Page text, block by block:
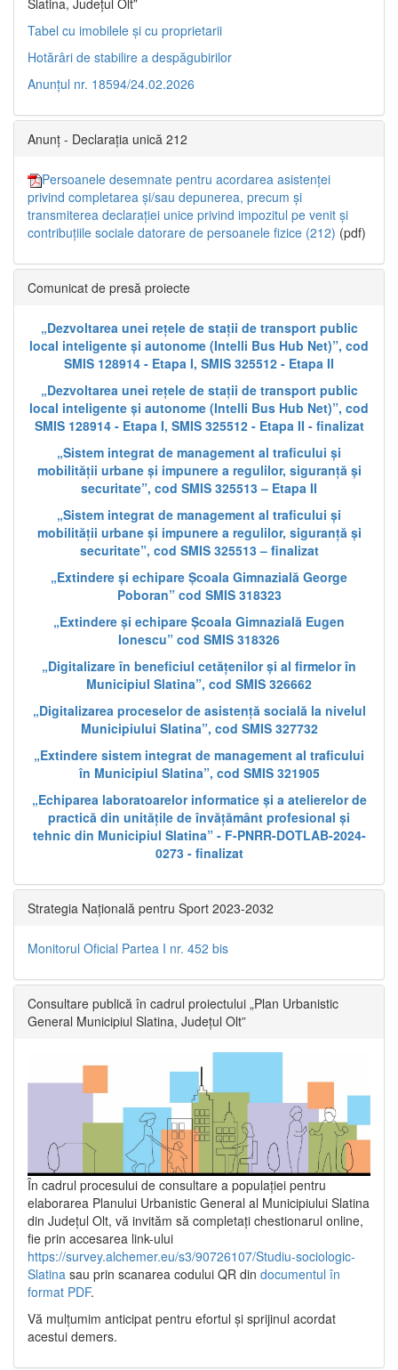
Slatina, Județul Olt”
Tabel cu imobilele și cu proprietarii
Hotărâri de stabilire a despăgubirilor
Anunțul nr. 18594/24.02.2026
Anunț - Declarația unică 212
Persoanele desemnate pentru acordarea asistenței
privind completarea și/sau depunerea, precum și
transmiterea declarației unice privind impozitul pe venit și
contribuțiile sociale datorare de persoanele fizice (212) (pdf)
Comunicat de presă proiecte
„Dezvoltarea unei rețele de stații de transport public
local inteligente și autonome (Intelli Bus Hub Net)”, cod
SMIS 128914 - Etapa I, SMIS 325512 - Etapa II
„Dezvoltarea unei rețele de stații de transport public
local inteligente și autonome (Intelli Bus Hub Net)”, cod
SMIS 128914 - Etapa I, SMIS 325512 - Etapa II - finalizat
„Sistem integrat de management al traficului și
mobilității urbane și impunere a regulilor, siguranță și
securitate”, cod SMIS 325513 – Etapa II
„Sistem integrat de management al traficului și
mobilității urbane și impunere a regulilor, siguranță și
securitate”, cod SMIS 325513 – finalizat
„Extindere și echipare Școala Gimnazială George
Poboran” cod SMIS 318323
„Extindere și echipare Școala Gimnazială Eugen
Ionescu” cod SMIS 318326
„Digitalizare în beneficiul cetățenilor și al firmelor în
Municipiul Slatina”, cod SMIS 326662
„Digitalizarea proceselor de asistență socială la nivelul
Municipiului Slatina”, cod SMIS 327732
„Extindere sistem integrat de management al traficului
în Municipiul Slatina”, cod SMIS 321905
„Echiparea laboratoarelor informatice și a atelierelor de
practică din unitățile de învățământ profesional și
tehnic din Municipiul Slatina” - F-PNRR-DOTLAB-2024-
0273 - finalizat
Strategia Națională pentru Sport 2023-2032
Monitorul Oficial Partea I nr. 452 bis
Consultare publică în cadrul proiectului „Plan Urbanistic
General Municipiul Slatina, Județul Olt”
În cadrul procesului de consultare a populaţiei pentru
elaborarea Planului Urbanistic General al Municipiului Slatina
din Județul Olt, vă invităm să completați chestionarul online,
fie prin accesarea link-ului
https://survey.alchemer.eu/s3/90726107/Studiu-sociologic-
Slatina sau prin scanarea codului QR din documentul în
format PDF.
Vă mulţumim anticipat pentru efortul şi sprijinul acordat
acestui demers.